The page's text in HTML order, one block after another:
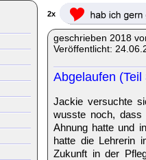
2x
geschrieben 2018
Veröffentlicht:
Abgelaufen (Teil
Jackie versuchte
wusste noch,
Ahnung hatte und
hatte die Lehrerin
Zukunft in der